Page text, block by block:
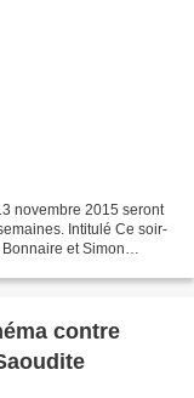
novembre 2015 seront
Intitulé Ce soir-
et Simon
contre